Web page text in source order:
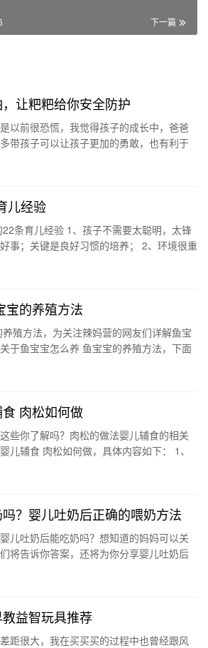
下一篇
让粑粑给你安全防护
以前很恐慌，我觉得孩子的成长中，爸爸
带孩子可以让孩子更加的勇敢，也有利于
儿经验
条育儿经验 1、孩子不需要太聪明，太锋
事；关键是良好习惯的培养； 2、环境很重
宝的养殖方法
殖方法，为关注辣妈营的网友们详解鱼宝
于鱼宝宝怎么养 鱼宝宝的养殖方法，下面
肉松如何做
些你了解吗？肉松的做法婴儿辅食的相关
儿辅食 肉松如何做，具体内容如下： 1、
？婴儿吐奶后正确的喂奶方法
儿吐奶后能吃奶吗？想知道的妈妈可以关
将告诉你答案，还将为你分享婴儿吐奶后
益智玩具推荐
距很大，我在买买买的过程中也曾经跟风